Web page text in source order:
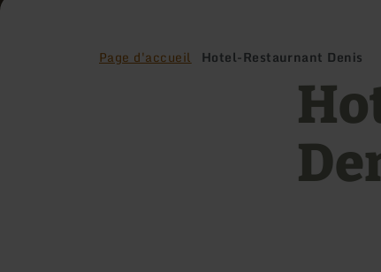
Page d'accueil Hotel-Restaurnant Denis